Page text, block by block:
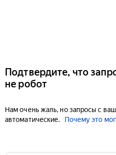
Подтвердите, что
не робот
Нам очень жаль, но запросы с
автоматические.
Почему это